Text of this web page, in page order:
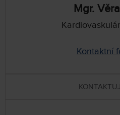
Mgr.
Kontaktní